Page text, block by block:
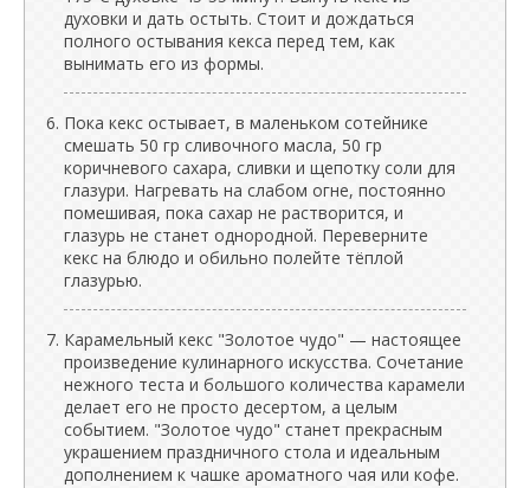
духовки и дать остыть. Стоит и дождаться
полного остывания кекса перед тем, как
вынимать его из формы.
Пока кекс остывает, в маленьком сотейнике
смешать 50 гр сливочного масла, 50 гр
коричневого сахара, сливки и щепотку соли для
глазури. Нагревать на слабом огне, постоянно
помешивая, пока сахар не растворится, и
глазурь не станет однородной. Переверните
кекс на блюдо и обильно полейте тёплой
глазурью.
Карамельный кекс "Золотое чудо" — настоящее
произведение кулинарного искусства. Сочетание
нежного теста и большого количества карамели
делает его не просто десертом, а целым
событием. "Золотое чудо" станет прекрасным
украшением праздничного стола и идеальным
дополнением к чашке ароматного чая или кофе.